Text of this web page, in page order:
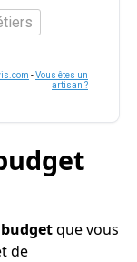
-Vous êtes un
artisan ?
que vous
de